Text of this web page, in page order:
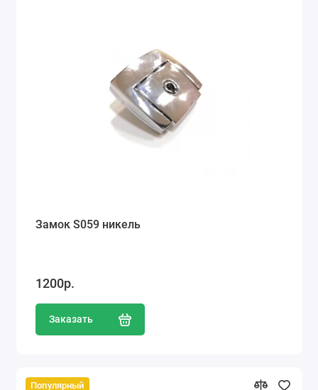
Замок S059 никель
1200р.
Заказать
Популярный